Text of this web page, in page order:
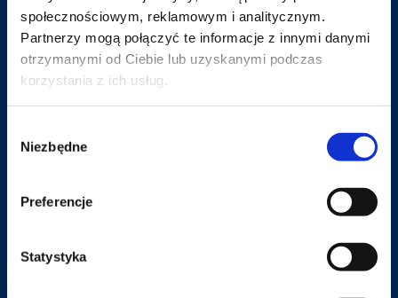
społecznościowym, reklamowym i analitycznym.
Partnerzy mogą połączyć te informacje z innymi danymi
otrzymanymi od Ciebie lub uzyskanymi podczas
korzystania z ich usług.
zgody
Niezbędne
Preferencje
Statystyka